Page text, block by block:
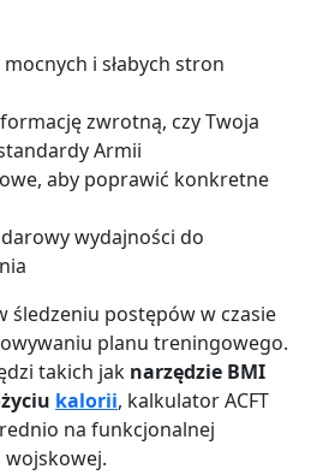
i słabych stron
zwrotną, czy Twoja
Armii
aby poprawić konkretne
wydajności do
śledzeniu postępów w czasie
planu treningowego.
takich jak narzędzie BMI
kalorii, kalkulator ACFT
na funkcjonalnej